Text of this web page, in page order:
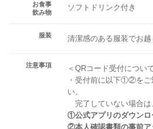
お食事
飲み物
ソフトドリンク付き
服装 清潔感のある服装でお越
注意事項
＜QRコード受付につい
・受付前に以下①②をご
い。
完了していない場合は
①公式アプリのダウンロ
②本人確認書類の事前ア